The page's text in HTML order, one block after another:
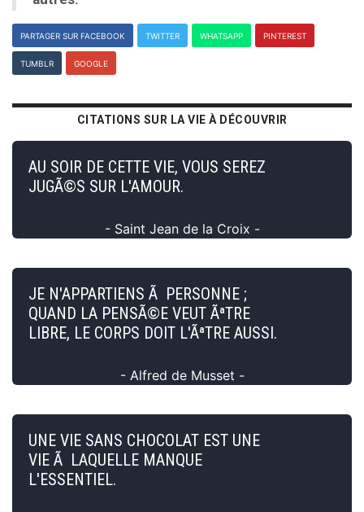
PARTAGER SUR FACEBOOK TWITTER WHATSAPP PINTEREST
TUMBLR GOOGLE
CITATIONS SUR LA VIE À DÉCOUVRIR
AU SOIR DE CETTE VIE, VOUS SEREZ
JUGÃ©S SUR L'AMOUR.
- Saint Jean de la Croix -
JE N'APPARTIENS Ã PERSONNE ;
QUAND LA PENSÃ©E VEUT ÃªTRE
LIBRE, LE CORPS DOIT L'ÃªTRE AUSSI.
- Alfred de Musset -
UNE VIE SANS CHOCOLAT EST UNE
VIE Ã LAQUELLE MANQUE
L'ESSENTIEL.